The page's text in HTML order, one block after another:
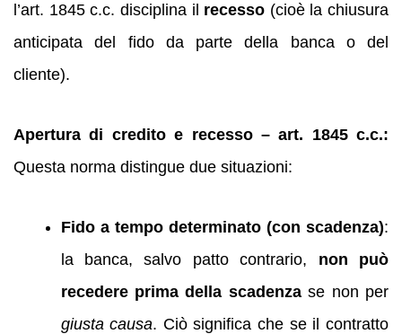
l’art. 1845 c.c. disciplina il recesso (cioè la chiusura
anticipata del fido da parte della banca o del
cliente).
Apertura di credito e recesso – art. 1845 c.c.:
Questa norma distingue due situazioni:
Fido a tempo determinato (con scadenza):
la banca, salvo patto contrario, non può
recedere prima della scadenzase non per
giusta causa. Ciò significa che se il contratto